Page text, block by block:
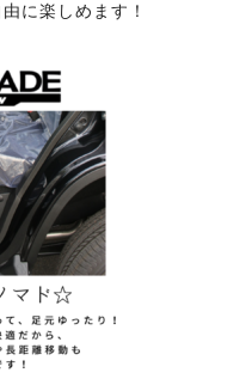
に楽しめます！